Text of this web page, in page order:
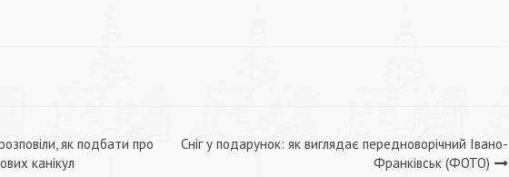
як подбати про
канікул
Сніг у подарунок: як виглядає передноворічний Івано-
Франківськ (ФОТО)